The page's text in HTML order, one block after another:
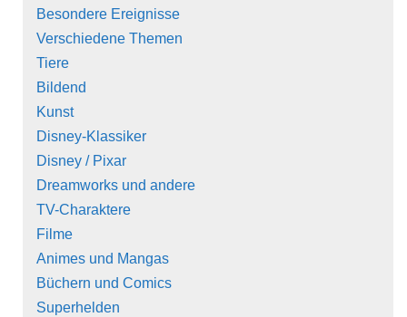
Besondere Ereignisse
Verschiedene Themen
Tiere
Bildend
Kunst
Disney-Klassiker
Disney / Pixar
Dreamworks und andere
TV-Charaktere
Filme
Animes und Mangas
Büchern und Comics
Superhelden